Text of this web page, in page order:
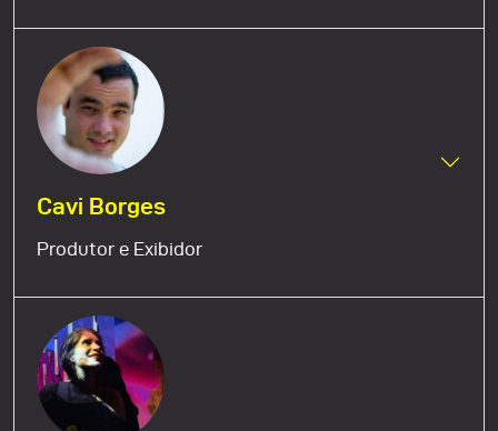
Cavi Borges
Produtor e Exibidor